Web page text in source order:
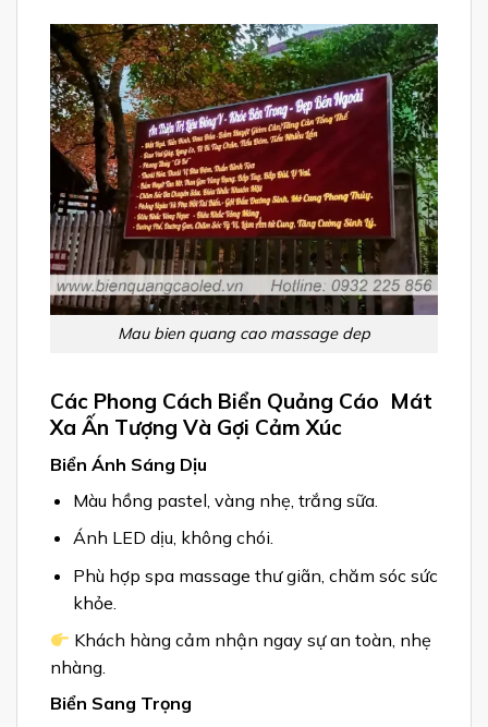
Mau bien quang cao massage dep
Các Phong Cách Biển Quảng Cáo Mát
Xa Ấn Tượng Và Gợi Cảm Xúc
Biển Ánh Sáng Dịu
Màu hồng pastel, vàng nhẹ, trắng sữa.
Ánh LED dịu, không chói.
Phù hợp spa massage thư giãn, chăm sóc sức
khỏe.
Khách hàng cảm nhận ngay sự an toàn, nhẹ
nhàng.
Biển Sang Trọng